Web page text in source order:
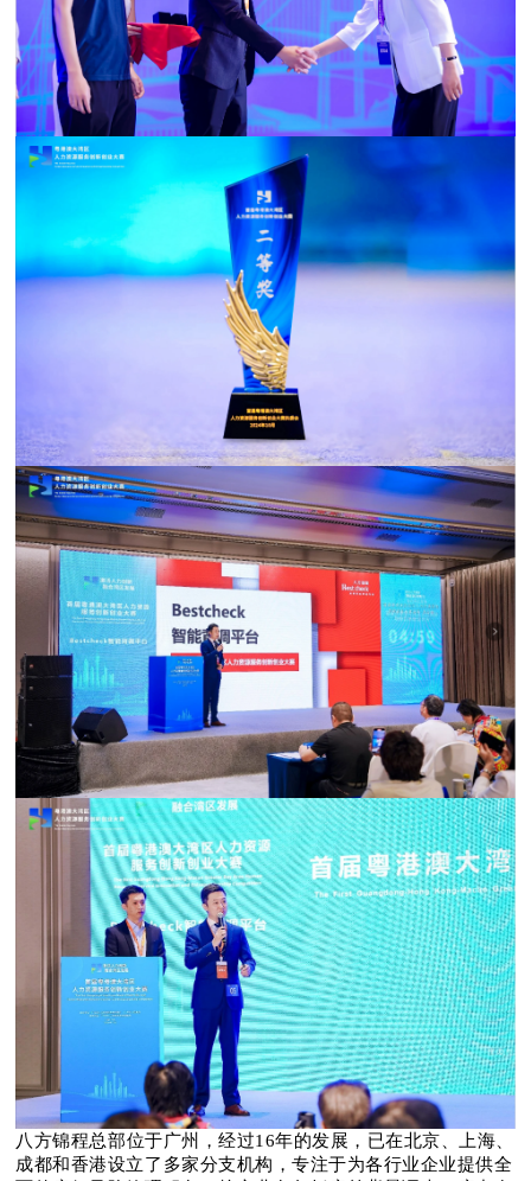
八方锦程总部位于广州，经过16年的发展，已在北京、上海、
成都和香港设立了多家分支机构，专注于为各行业企业提供全